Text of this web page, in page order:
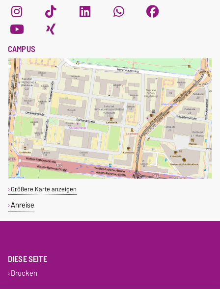
CAMPUS
Größere Karte anzeigen
Anreise
DIESE SEITE
Drucken